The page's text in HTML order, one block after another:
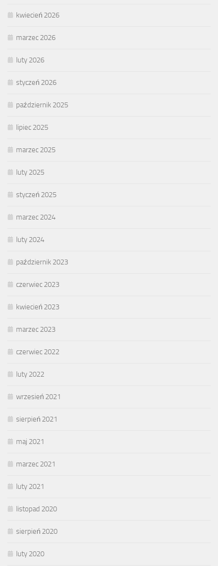
kwiecień 2026
marzec 2026
luty 2026
styczeń 2026
październik 2025
lipiec 2025
marzec 2025
luty 2025
styczeń 2025
marzec 2024
luty 2024
październik 2023
czerwiec 2023
kwiecień 2023
marzec 2023
czerwiec 2022
luty 2022
wrzesień 2021
sierpień 2021
maj 2021
marzec 2021
luty 2021
listopad 2020
sierpień 2020
luty 2020